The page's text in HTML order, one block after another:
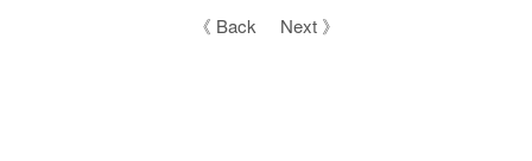
《 Back Next 》